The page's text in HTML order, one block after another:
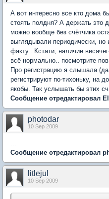
А вот интересно все кто дома
стоять полдня? А держать это
можно вообще без счётчика
выглядывали периодически, но
факту.. Кстати, наличие
всё нормально.. посмотрите
Про регистрацию я слышала
регистрируют по-тихоньку, на
якобы. Так услышать бы этих
Сообщение отредактировал
photodar
10 Sep 2009
Сообщение отредактировал
litlejul
10 Sep 2009